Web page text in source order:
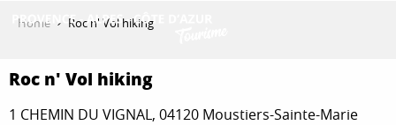
principal
ENTDECKEN
Home Roc n' Vol hiking
Roc n' Vol hiking
1 CHEMIN DU VIGNAL, 04120 Moustiers-Sainte-Marie